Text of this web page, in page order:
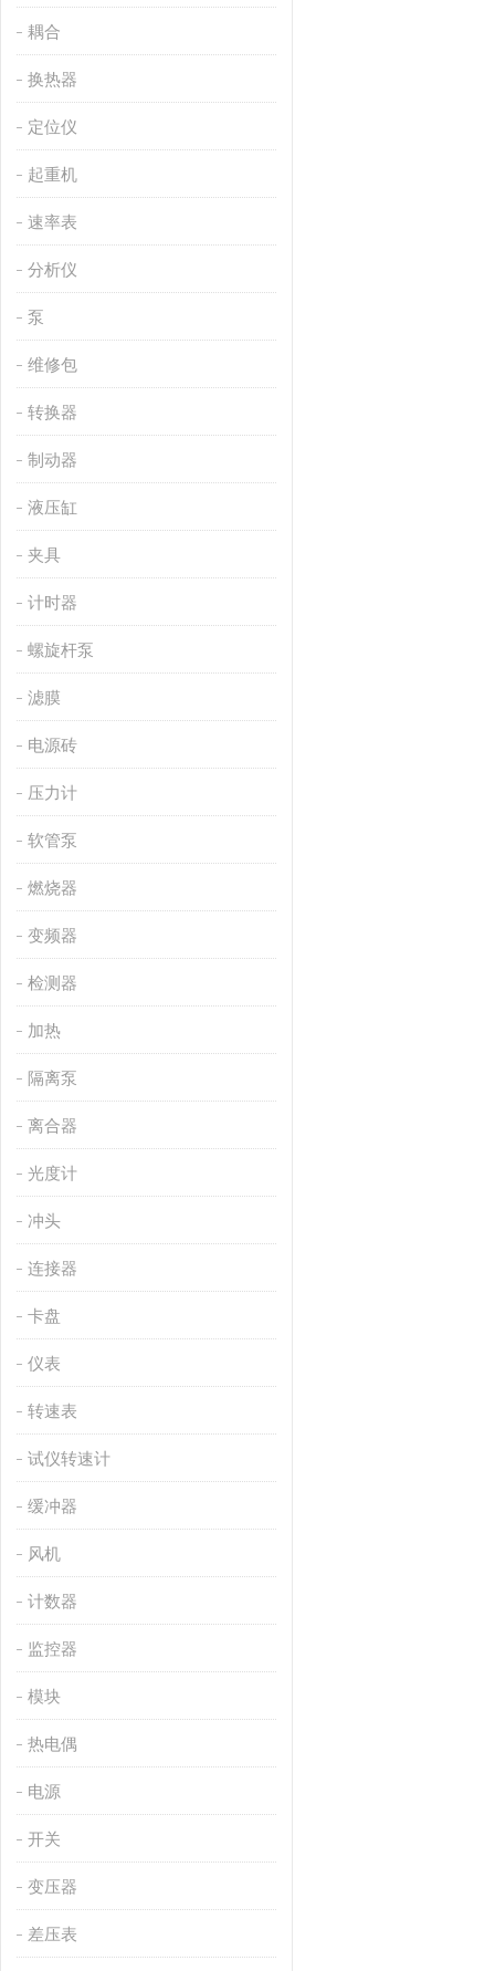
耦合
换热器
定位仪
起重机
速率表
分析仪
泵
维修包
转换器
制动器
液压缸
夹具
计时器
螺旋杆泵
滤膜
电源砖
压力计
软管泵
燃烧器
变频器
检测器
加热
隔离泵
离合器
光度计
冲头
连接器
卡盘
仪表
转速表
试仪转速计
缓冲器
风机
计数器
监控器
模块
热电偶
电源
开关
变压器
差压表